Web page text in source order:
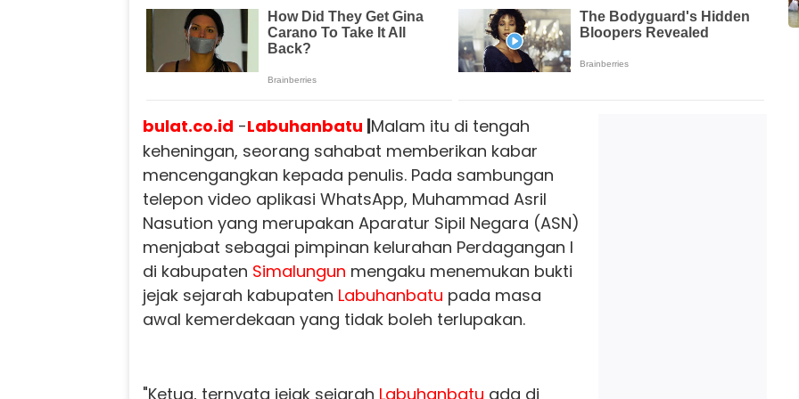
bulat.co.id -Labuhanbatu |Malam itu di tengah
keheningan, seorang sahabat memberikan kabar
mencengangkan kepada penulis. Pada sambungan
telepon video aplikasi WhatsApp, Muhammad Asril
Nasution yang merupakan Aparatur Sipil Negara (ASN)
menjabat sebagai pimpinan kelurahan Perdagangan I
di kabupaten Simalungun mengaku menemukan bukti
jejak sejarah kabupaten Labuhanbatu pada masa
awal kemerdekaan yang tidak boleh terlupakan.
"Ketua, ternyata jejak sejarah Labuhanbatu ada di